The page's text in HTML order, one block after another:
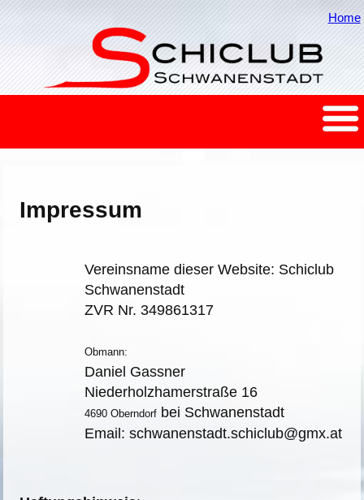
Home
Impressum
Vereinsname dieser Website: Schiclub
Schwanenstadt
ZVR Nr. 349861317
Obmann:
Daniel Gassner
Niederholzhamerstraße 16
4690 Oberndorf bei Schwanenstadt
Email: schwanenstadt.schiclub@gmx.at